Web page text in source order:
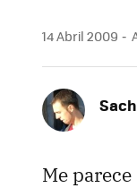
14 Abril 2009
Me